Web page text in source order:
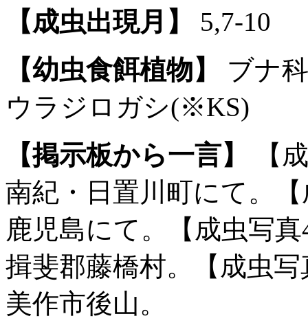
【成虫出現月】
5,7-10
【幼虫食餌植物】
ブナ
ウラジロガシ(※KS)
【掲示板から一言】
【
南紀・日置川町にて。
鹿児島にて。【成虫写
揖斐郡藤橋村。【成虫
美作市後山。